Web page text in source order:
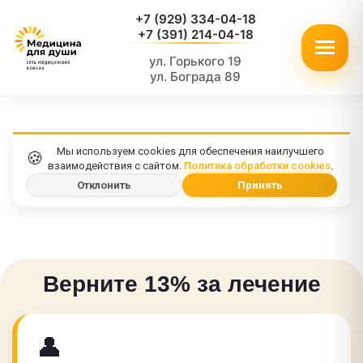
+7 (929) 334-04-18
+7 (391) 214-04-18
ул. Горького 19
ул. Бограда 89
🍪
Мы используем cookies для обеспечения наилучшего
взаимодействия с сайтом. Политика обработки cookies.
Отклонить
Принять
Верните 13% за лечение
👤